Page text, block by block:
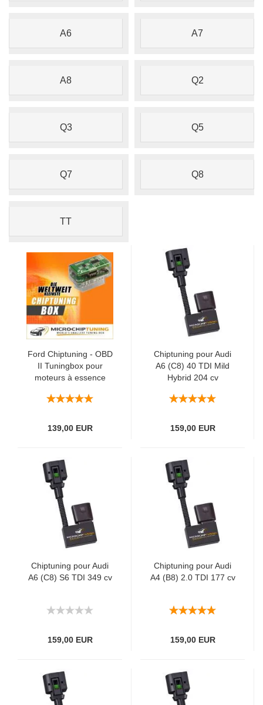
A6 A7
A8 Q2
Q3 Q5
Q7 Q8
TT
Ford Chiptuning - OBD
II Tuningbox pour
moteurs à essence
139,00 EUR
Chiptuning pour Audi
A6 (C8) 40 TDI Mild
Hybrid 204 cv
159,00 EUR
Chiptuning pour Audi
A6 (C8) S6 TDI 349 cv
159,00 EUR
Chiptuning pour Audi
A4 (B8) 2.0 TDI 177 cv
159,00 EUR